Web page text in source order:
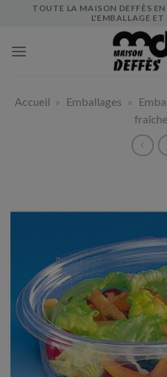
TOUTE LA MAISON DEFFÈS
L'EMBALLAGE ET
Accueil » Emballages »